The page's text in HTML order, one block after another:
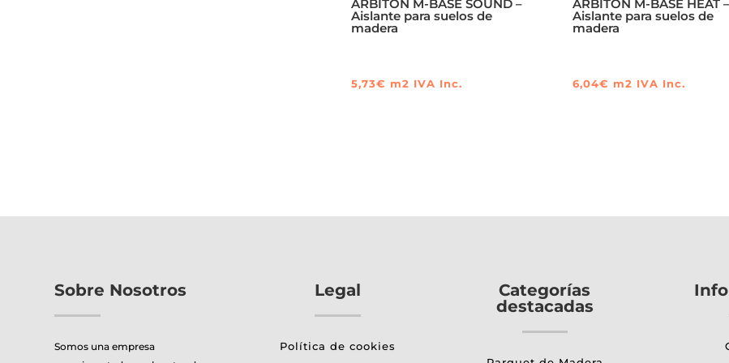
ARBITON M-BASE SOUND –
Aislante para suelos de
madera
5,73€ m2 IVA Inc.
ARBITON M-BASE HEAT –
Aislante para suelos de
madera
6,04€ m2 IVA Inc.
Sobre Nosotros
Somos una empresa
Legal
Política de cookies
Categorías
destacadas